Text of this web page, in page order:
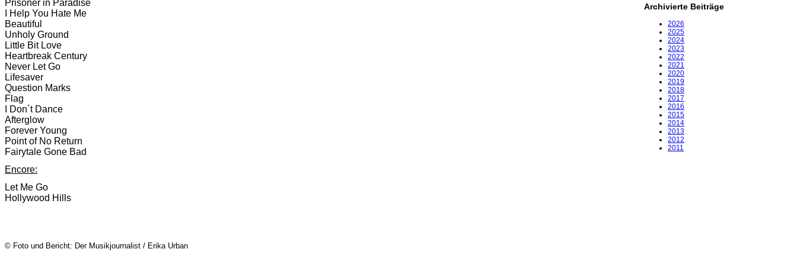
Prisoner in Paradise
I Help You Hate Me
Beautiful
Unholy Ground
Little Bit Love
Heartbreak Century
Never Let Go
Lifesaver
Question Marks
Flag
I Don´t Dance
Afterglow
Forever Young
Point of No Return
Fairytale Gone Bad
Encore:
Let Me Go
Hollywood Hills
© Foto und Bericht: Der Musikjournalist / Erika Urban
Archivierte Beiträge
2026
2025
2024
2023
2022
2021
2020
2019
2018
2017
2016
2015
2014
2013
2012
2011